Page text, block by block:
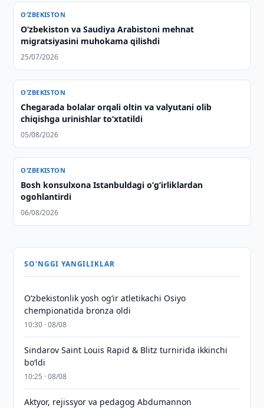
O‘ZBEKISTON
Oʻzbekiston va Saudiya Arabistoni mehnat
migratsiyasini muhokama qilishdi
25/07/2026
O‘ZBEKISTON
Chegarada bolalar orqali oltin va valyutani olib
chiqishga urinishlar to‘xtatildi
05/08/2026
O‘ZBEKISTON
Bosh konsulxona Istanbuldagi o‘g‘irliklardan
ogohlantirdi
06/08/2026
SO'NGGI YANGILIKLAR
O‘zbekistonlik yosh og‘ir atletikachi Osiyo
chempionatida bronza oldi
10:30 · 08/08
Sindarov Saint Louis Rapid & Blitz turnirida ikkinchi
bo‘ldi
10:25 · 08/08
Aktyor, rejissyor va pedagog Abdumannon